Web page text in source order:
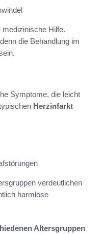
medizinische Hilfe.
die Behandlung im
Symptome, die leicht
Herzinfarkt
verdeutlichen
harmlose
Altersgruppen